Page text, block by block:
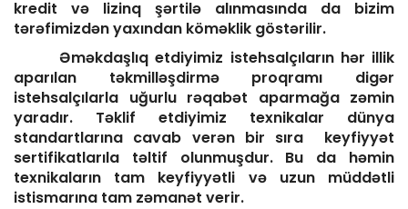
kredit və lizinq şərtilə alınmasında da bizim
tərəfimizdən yaxından köməklik göstərilir.
Əməkdaşlıq etdiyimiz istehsalçıların hər illik
aparılan təkmilləşdirmə proqramı digər
istehsalçılarla uğurlu rəqabət aparmağa zəmin
yaradır. Təklif etdiyimiz texnikalar dünya
standartlarına cavab verən bir sıra keyfiyyət
sertifikatlarıla təltif olunmuşdur. Bu da həmin
texnikaların tam keyfiyyətli və uzun müddətli
istismarına tam zəmanət verir.